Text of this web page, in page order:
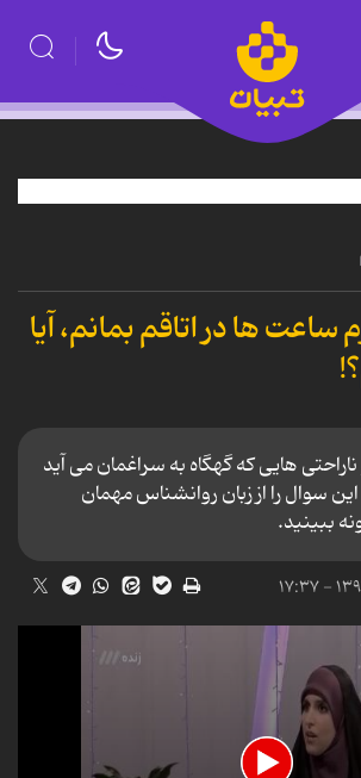
ها در اتاقم بمانم، آیا
هایی که گهگاه به سراغمان می آید
سوال را از زبان روانشناس مهمان
ببینید.